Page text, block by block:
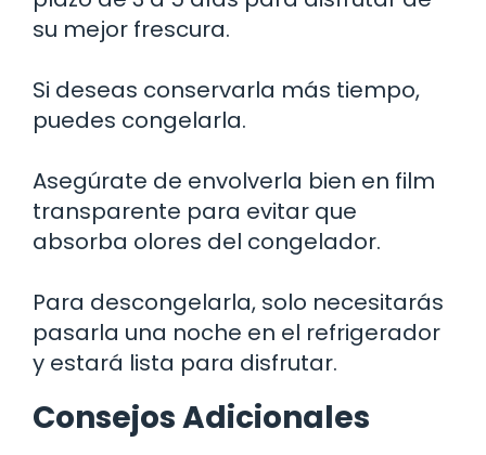
su mejor frescura.
Si deseas conservarla más tiempo,
puedes congelarla.
Asegúrate de envolverla bien en film
transparente para evitar que
absorba olores del congelador.
Para descongelarla, solo necesitarás
pasarla una noche en el refrigerador
y estará lista para disfrutar.
Consejos Adicionales